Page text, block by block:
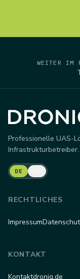
WEITER IM
Professionelle UAS-
Infrastrukturbetreiber.
DE
RECHTLICHES
Impressum
KONTAKT
Kontaktdroniq.de